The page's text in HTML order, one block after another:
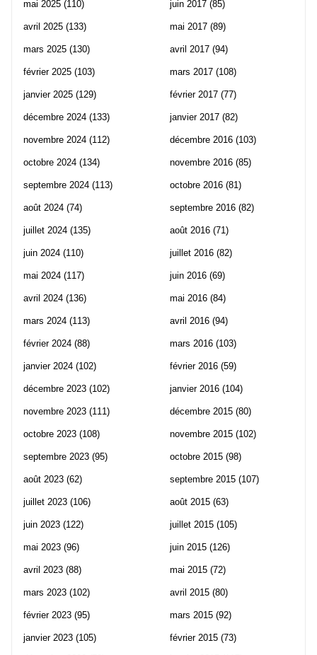
mai 2025 (110)
avril 2025 (133)
mars 2025 (130)
février 2025 (103)
janvier 2025 (129)
décembre 2024 (133)
novembre 2024 (112)
octobre 2024 (134)
septembre 2024 (113)
août 2024 (74)
juillet 2024 (135)
juin 2024 (110)
mai 2024 (117)
avril 2024 (136)
mars 2024 (113)
février 2024 (88)
janvier 2024 (102)
décembre 2023 (102)
novembre 2023 (111)
octobre 2023 (108)
septembre 2023 (95)
août 2023 (62)
juillet 2023 (106)
juin 2023 (122)
mai 2023 (96)
avril 2023 (88)
mars 2023 (102)
février 2023 (95)
janvier 2023 (105)
juin 2017 (85)
mai 2017 (89)
avril 2017 (94)
mars 2017 (108)
février 2017 (77)
janvier 2017 (82)
décembre 2016 (103)
novembre 2016 (85)
octobre 2016 (81)
septembre 2016 (82)
août 2016 (71)
juillet 2016 (82)
juin 2016 (69)
mai 2016 (84)
avril 2016 (94)
mars 2016 (103)
février 2016 (59)
janvier 2016 (104)
décembre 2015 (80)
novembre 2015 (102)
octobre 2015 (98)
septembre 2015 (107)
août 2015 (63)
juillet 2015 (105)
juin 2015 (126)
mai 2015 (72)
avril 2015 (80)
mars 2015 (92)
février 2015 (73)